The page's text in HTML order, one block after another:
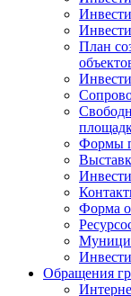
План
Формы
Форма
Обращения